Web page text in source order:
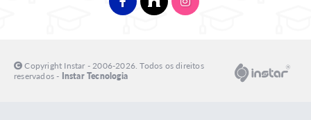
Copyright Instar - 2006-2026. Todos os direitos
reservados - Instar Tecnologia